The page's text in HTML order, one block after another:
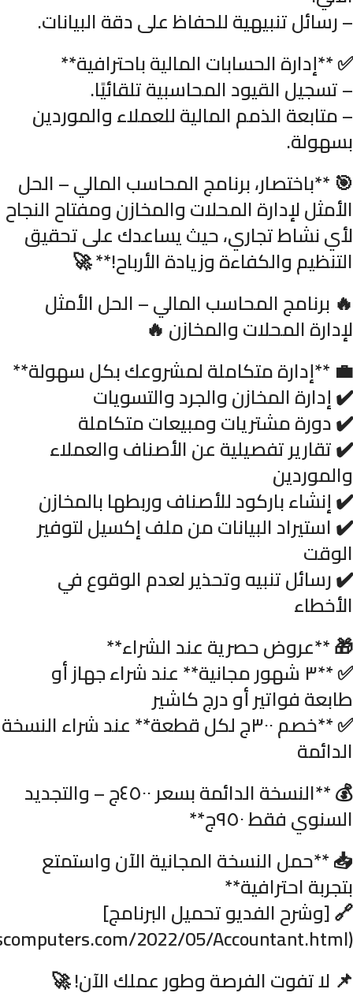
– رسائل تنبيهية للحفاظ على دقة البيانات.
✅ **إدارة الحسابات المالية باحترافية**
– تسجيل القيود المحاسبية تلقائيًا.
– متابعة الذمم المالية للعملاء والموردين
بسهولة.
🎯 **باختصار، برنامج المحاسب المالي – الحل
الأمثل لإدارة المحلات والمخازن ومفتاح النجاح
لأي نشاط تجاري، حيث يساعدك على تحقيق
التنظيم والكفاءة وزيادة الأرباح!** 🚀
🔥 برنامج المحاسب المالي – الحل الأمثل
لإدارة المحلات والمخازن 🔥
💼 **إدارة متكاملة لمشروعك بكل سهولة**
✔️ إدارة المخازن والجرد والتسويات
✔️ دورة مشتريات ومبيعات متكاملة
✔️ تقارير تفصيلية عن الأصناف والعملاء
والموردين
✔️ إنشاء باركود للأصناف وربطها بالمخازن
✔️ استيراد البيانات من ملف إكسيل لتوفير
الوقت
✔️ رسائل تنبيه وتحذير لعدم الوقوع في
الأخطاء
🎁 **عروض حصرية عند الشراء**
✅ **٣ شهور مجانية** عند شراء جهاز أو
طابعة فواتير أو درج كاشير
✅ **خصم ٣٠٠ج لكل قطعة** عند شراء النسخة
الدائمة
💰 **النسخة الدائمة بسعر ٤٥٠٠ج – والتجديد
السنوي فقط ٩٥٠ج**
📥 **حمل النسخة المجانية الآن واستمتع
بتجربة احترافية**
🔗 [وشرح الفديو تحميل البرنامج]
(https://www.qudscomputers.com/2022/05/Accountant.html)
📌 لا تفوت الفرصة وطور عملك الآن! 🚀